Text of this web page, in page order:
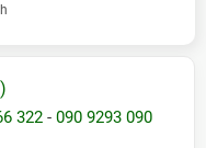
đã mua
322 - 090 9293 090